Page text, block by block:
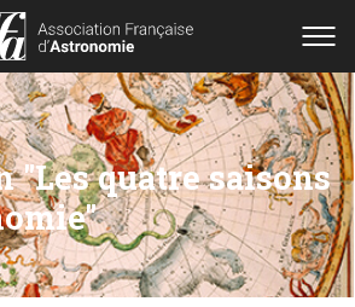
"Les quatre saisons